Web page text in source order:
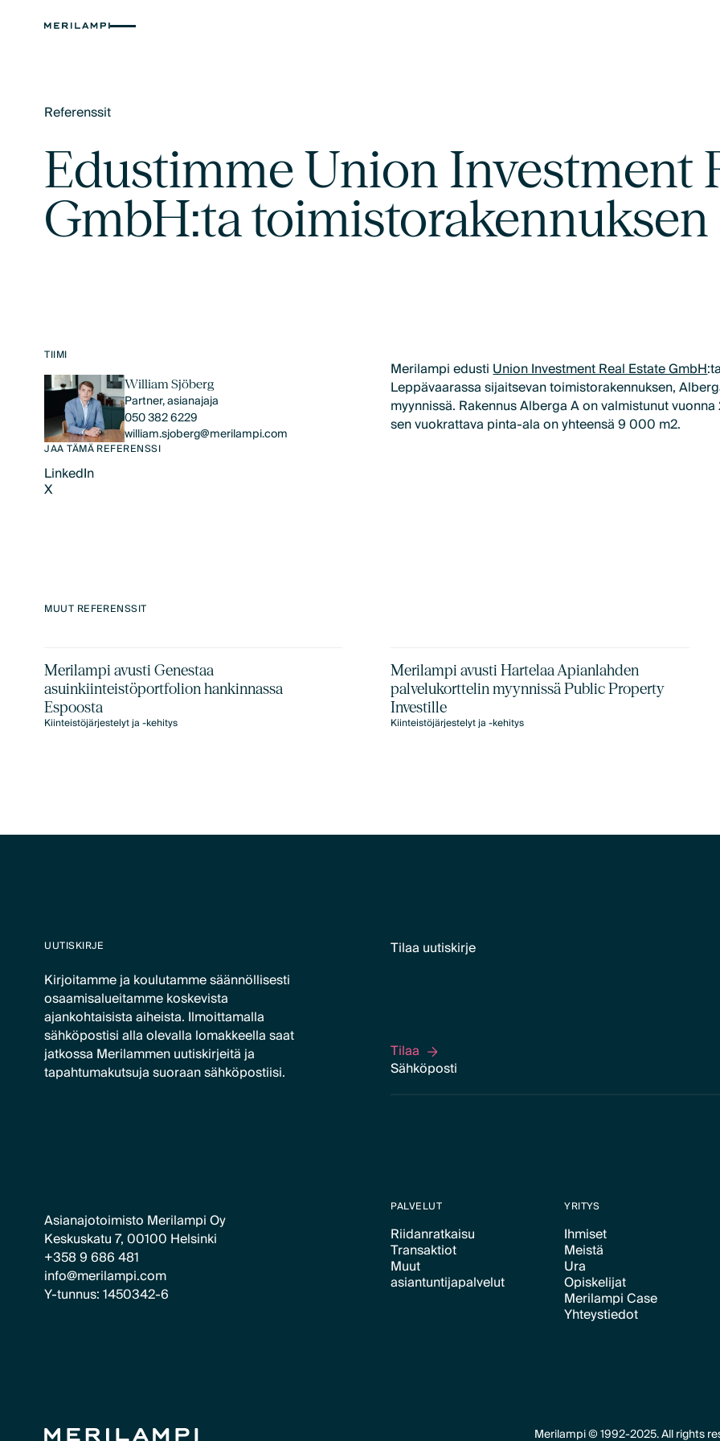
Referenssit
Edustimme Union Investment
GmbH:ta
TIIMI
William Sjöberg
Partner, asianajaja
050 382 6229
william.sjoberg@merilampi.com
JAA TÄMÄ REFERENSSI
LinkedIn
LinkedIn
X
Merilampi edustiUnion Investment Real Estate GmbH
Leppävaarassa sijaitsevan toimistorakennuksen,
myynnissä. Rakennus Alberga A on valmistunut vuonna
sen vuokrattava pinta-ala on yhteensä 9 000 m2.
MUUT REFERENSSIT
Merilampi avusti Genestaa
asuinkiinteistöportfolion hankinnassa
Espoosta
Kiinteistöjärjestelyt ja -kehitys
Merilampi avusti Hartelaa Apianlahden
palvelukorttelin myynnissä Public Property
Investille
Kiinteistöjärjestelyt ja -kehitys
UUTISKIRJE
Kirjoitamme ja koulutamme säännöllisesti
osaamisalueitamme koskevista
ajankohtaisista aiheista. Ilmoittamalla
sähköpostisi alla olevalla lomakkeella saat
jatkossa Merilammen uutiskirjeitä ja
tapahtumakutsuja suoraan sähköpostiisi.
Tilaa uutiskirje
Tilaa
Tilaa
Asianajotoimisto Merilampi Oy
Keskuskatu 7, 00100 Helsinki
+358 9 686 481
info@merilampi.com
Y-tunnus: 1450342-6
PALVELUT
Riidanratkaisu
Text Link
Transaktiot
Text Link
Muut
asiantuntijapalvelut
YRITYS
Ihmiset
Text Link
Meistä
Text Link
Ura
Text Link
Opiskelijat
Text Link
Merilampi Case
Text Link
Yhteystiedot
Merilampi © 1992-2025. All rights